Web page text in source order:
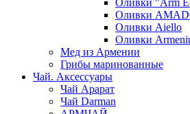
Оливки "Arm
Оливки
Оливки Aiello
Оливки
Мед из Армении
Грибы маринованные
Чай. Аксессуары
Чай Арарат
Чай Darman